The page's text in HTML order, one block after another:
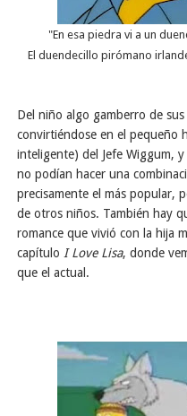
"En esa piedra vi a un
El duendecillo pirómano
Del niño algo gamberro de
convirtiéndose en el pequeño
inteligente) del Jefe Wiggum,
no podían hacer una
precisamente el más popular,
de otros niños. También hay
romance que vivió con la hija
capítulo I Love Lisa, donde
que el actual.